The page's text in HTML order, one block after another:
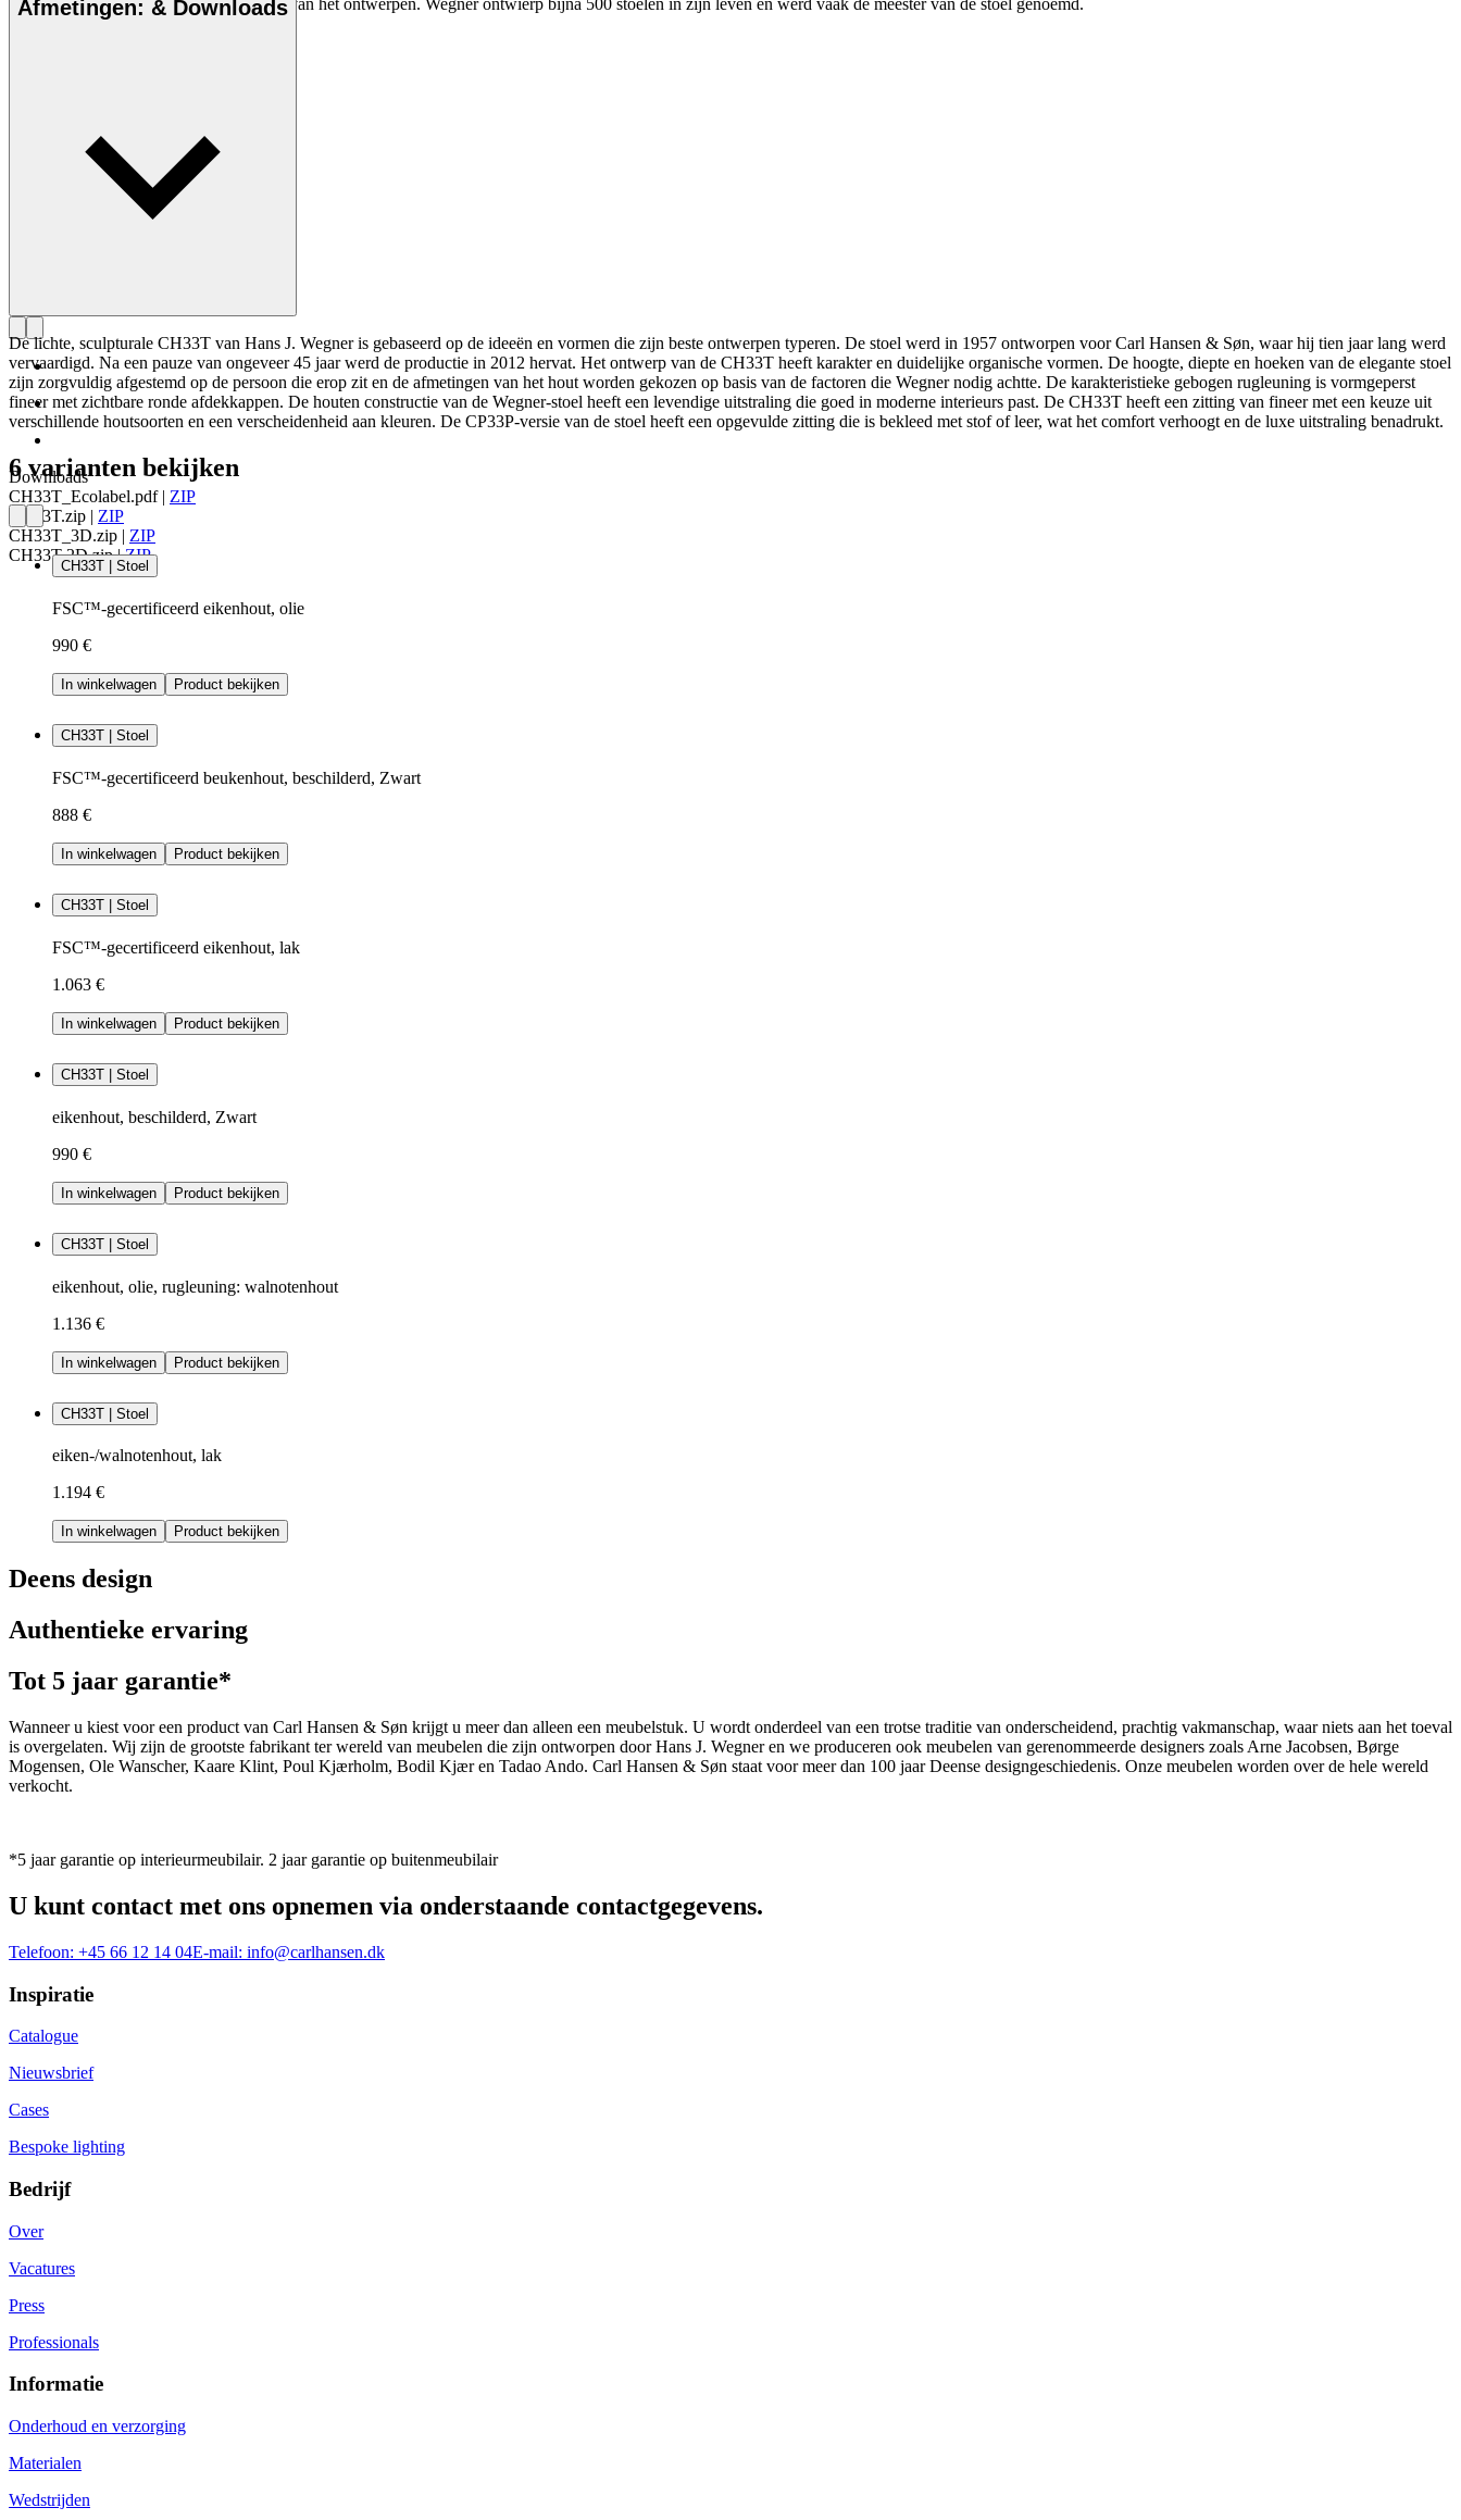
Afmetingen: & Downloads
Downloads
CH33T_Ecolabel.pdf| ZIP
CH33T.zip | ZIP
CH33T_3D.zip | ZIP
CH33T-2D.zip|ZIP
De lichte, sculpturale CH33T van Hans J. Wegner is gebaseerd op de ideeën en vormen die zijn beste ontwerpen typeren. De stoel werd in 1957 ontworpen voor Carl Hansen & Søn, waar hij tien jaar lang werd
vervaardigd. Na een pauze van ongeveer 45 jaar werd de productie in 2012 hervat. Het ontwerp van de CH33T heeft karakter en duidelijke organische vormen. De hoogte, diepte en hoeken van de elegante stoel
zijn zorgvuldig afgestemd op de persoon die erop zit en de afmetingen van het hout worden gekozen op basis van de factoren die Wegner nodig achtte. De karakteristieke gebogen rugleuning is vormgeperst
fineer met zichtbare ronde afdekkappen. De houten constructie van de Wegner-stoel heeft een levendige uitstraling die goed in moderne interieurs past. De CH33T heeft een zitting van fineer met een keuze uit
verschillende houtsoorten en een verscheidenheid aan kleuren. De CP33P-versie van de stoel heeft een opgevulde zitting die is bekleed met stof of leer, wat het comfort verhoogt en de luxe uitstraling benadrukt.
6 varianten bekijken
CH33T | Stoel
FSC™-gecertificeerd eikenhout, olie
990 €
In winkelwagen Product bekijken
CH33T | Stoel
FSC™-gecertificeerd beukenhout, beschilderd, Zwart
888 €
In winkelwagen Product bekijken
CH33T | Stoel
FSC™-gecertificeerd eikenhout, lak
1.063 €
In winkelwagen Product bekijken
CH33T | Stoel
eikenhout, beschilderd, Zwart
990 €
In winkelwagen Product bekijken
CH33T | Stoel
eikenhout, olie, rugleuning: walnotenhout
1.136 €
In winkelwagen Product bekijken
CH33T | Stoel
eiken-/walnotenhout, lak
1.194 €
In winkelwagen Product bekijken
Deens design
Authentieke ervaring
Tot 5 jaar garantie*
Wanneer u kiest voor een product van Carl Hansen & Søn krijgt u meer dan alleen een meubelstuk. U wordt onderdeel van een trotse traditie van onderscheidend, prachtig vakmanschap, waar niets aan het toeval
is overgelaten. Wij zijn de grootste fabrikant ter wereld van meubelen die zijn ontworpen door Hans J. Wegner en we produceren ook meubelen van gerenommeerde designers zoals Arne Jacobsen, Børge
Mogensen, Ole Wanscher, Kaare Klint, Poul Kjærholm, Bodil Kjær en Tadao Ando. Carl Hansen & Søn staat voor meer dan 100 jaar Deense designgeschiedenis. Onze meubelen worden over de hele wereld
verkocht.
*5 jaar garantie op interieurmeubilair. 2 jaar garantie op buitenmeubilair
U kunt contact met ons opnemen via onderstaande contactgegevens.
Telefoon: +45 66 12 14 04E-mail: info@carlhansen.dk
Inspiratie
Catalogue
Nieuwsbrief
Cases
Bespoke lighting
Bedrijf
Over
Vacatures
Press
Professionals
Informatie
Onderhoud en verzorging
Materialen
Wedstrijden